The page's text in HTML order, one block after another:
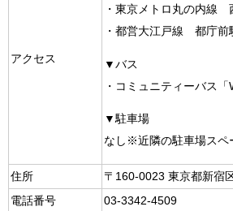
アクセス
・東京メトロ丸の内線
・都営大江戸線 都庁前
▼バス
・コミュニティーバス
▼駐車場
なし※近隣の駐車場スペ
住所
〒160-0023 東京都新宿
電話番号
03-3342-4509